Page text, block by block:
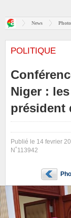
News
POLITIQUE
Niger :
président
Publié le 14 fevrier
N˚113942